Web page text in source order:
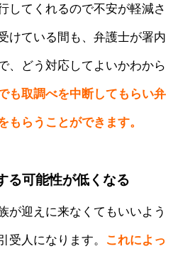
してくれるので不安が軽減さ
けている間も、弁護士が署内
、どう対応してよいかわから
も取調べを中断してもらい弁
もらうことができます。
る可能性が低くなる
が迎えに来なくてもいいよう
受人になります。 これによっ